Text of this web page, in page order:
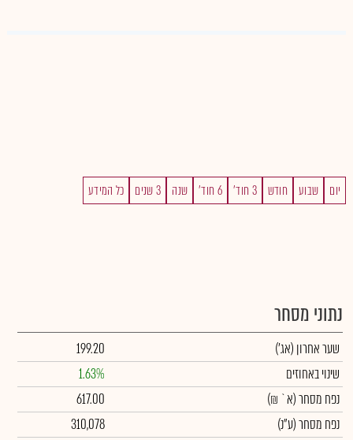
יום שבוע חודש 3 חוד' 6 חוד' שנה 3 שנים כל המידע
נתוני מסחר
שער אחרון (אג')
199.20
שינוי באחוזים
1.63%
נפח מסחר(א` ₪)
617.00
נפח מסחר(ע"נ)
310,078